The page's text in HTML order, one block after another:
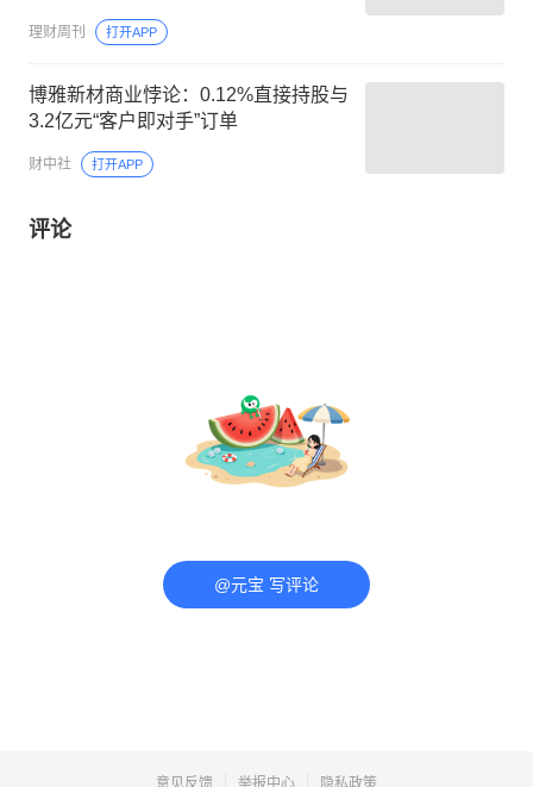
理财周刊 打开APP
博雅新材商业悖论：0.12%直接持股与
3.2亿元“客户即对手”订单
财中社 打开APP
评论
@元宝 写评论